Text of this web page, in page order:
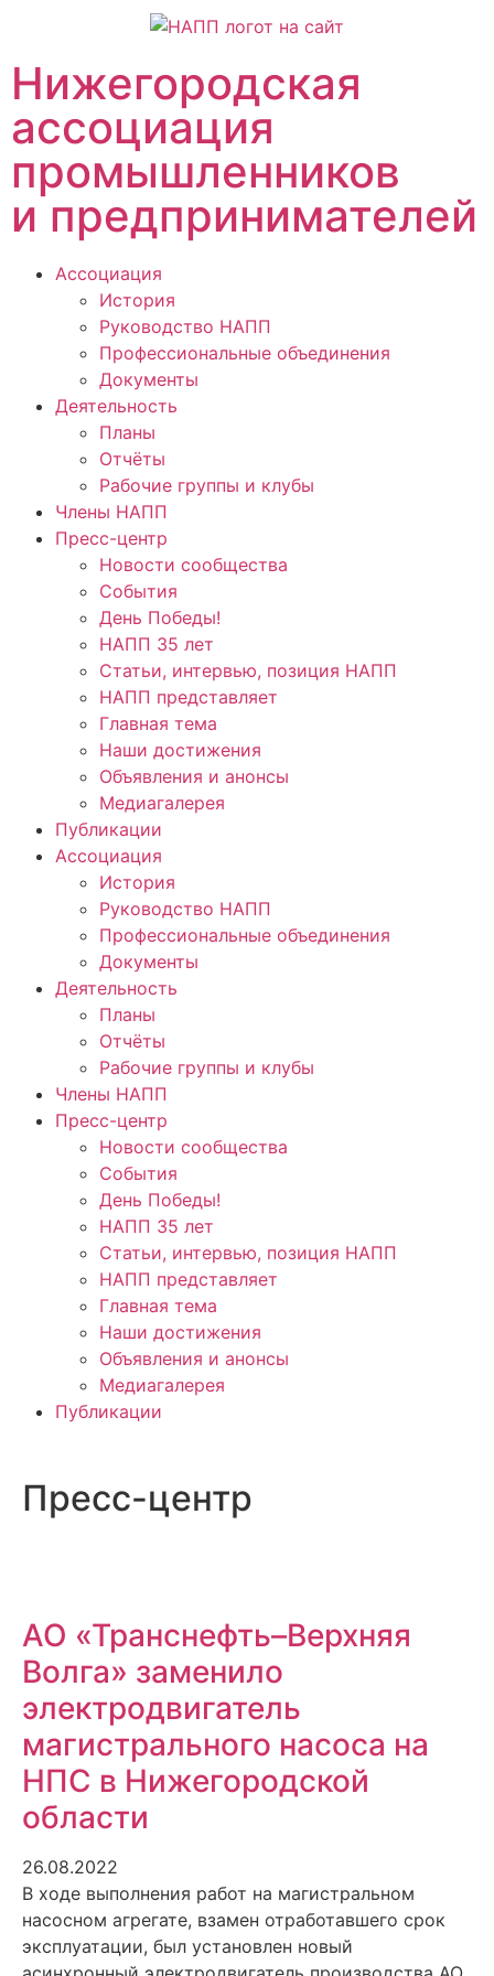
Нижегородская
ассоциация
промышленников
и предпринимателей
Ассоциация
История
Руководство НАПП
Профессиональные объединения
Документы
Деятельность
Планы
Отчёты
Рабочие группы и клубы
Члены НАПП
Пресс-центр
Новости сообщества
События
День Победы!
НАПП 35 лет
Статьи, интервью, позиция НАПП
НАПП представляет
Главная тема
Наши достижения
Объявления и анонсы
Медиагалерея
Публикации
Ассоциация
История
Руководство НАПП
Профессиональные объединения
Документы
Деятельность
Планы
Отчёты
Рабочие группы и клубы
Члены НАПП
Пресс-центр
Новости сообщества
События
День Победы!
НАПП 35 лет
Статьи, интервью, позиция НАПП
НАПП представляет
Главная тема
Наши достижения
Объявления и анонсы
Медиагалерея
Публикации
Пресс-центр
АО «Транснефть–Верхняя
Волга» заменило
электродвигатель
магистрального насоса на
НПС в Нижегородской
области
26.08.2022
В ходе выполнения работ на магистральном
насосном агрегате, взамен отработавшего срок
эксплуатации, был установлен новый